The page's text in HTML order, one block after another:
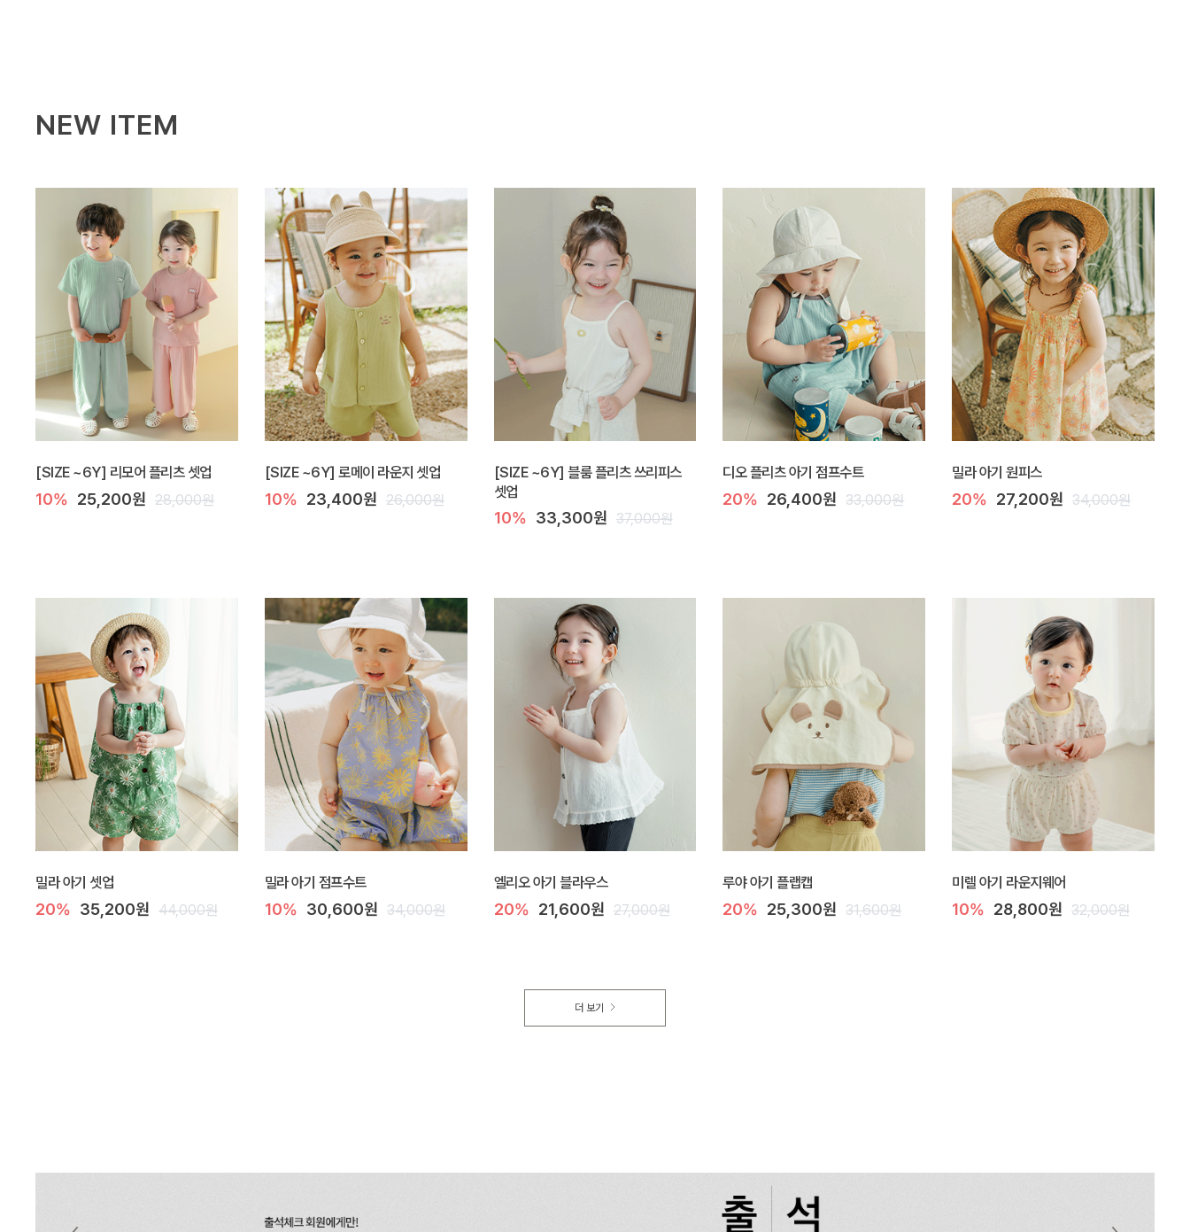
NEW ITEM
[SIZE ~6Y] 리모어 플리츠 셋업
10% 25,200원 28,000원
[SIZE ~6Y] 로메이 라운지 셋업
10% 23,400원 26,000원
[SIZE ~6Y] 블룸 플리츠 쓰리피스
셋업
10% 33,300원 37,000원
디오 플리츠 아기 점프수트
20% 26,400원 33,000원
밀라 아기 원피스
20% 27,200원 34,000원
밀라 아기 셋업
20% 35,200원 44,000원
밀라 아기 점프수트
10% 30,600원 34,000원
엘리오 아기 블라우스
20% 21,600원 27,000원
루야 아기 플랩캡
20% 25,300원 31,600원
미렐 아기 라운지웨어
10% 28,800원 32,000원
더 보기